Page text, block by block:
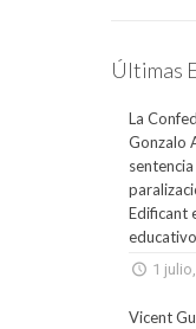
Últimas
La
Gonzalo
Edificant
1
Vicent